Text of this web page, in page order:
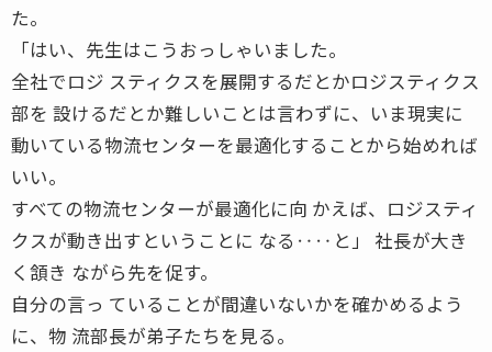
た。
「はい、先生はこうおっしゃいました。
全社でロジ スティクスを展開するだとかロジスティクス
部を 設けるだとか難しいことは言わずに、いま現実に
動いている物流センターを最適化することから始めれば
いい。
すべての物流センターが最適化に向 かえば、ロジスティ
クスが動き出すということに なる‥‥と」 社長が大き
く頷き ながら先を促す。
自分の言っ ていることが間違いないかを確かめるよう
に、物 流部長が弟子たちを見る。